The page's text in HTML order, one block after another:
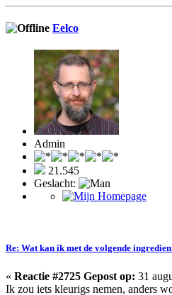
Eelco
Admin
21.545
Geslacht:
Re: Wat kan ik met de volgende
« Reactie #2725 Gepost op: 31
Ik zou iets kleurigs nemen, anders